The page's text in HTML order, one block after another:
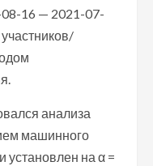
08-16 — 2021-07-
анализа
машинного
установлен на α =